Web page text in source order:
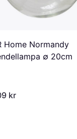
Home Normandy
∅ 20cm
kr